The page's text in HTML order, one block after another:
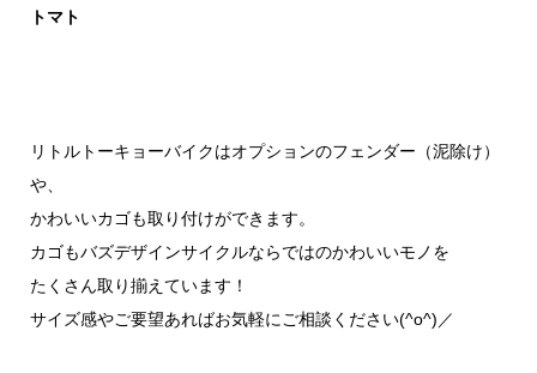
トマト
リトルトーキョーバイクはオプションのフェンダー（泥除け）
や、
かわいいカゴも取り付けができます。
カゴもバズデザインサイクルならではのかわいいモノを
たくさん取り揃えています！
サイズ感やご要望あればお気軽にご相談ください(^o^)／